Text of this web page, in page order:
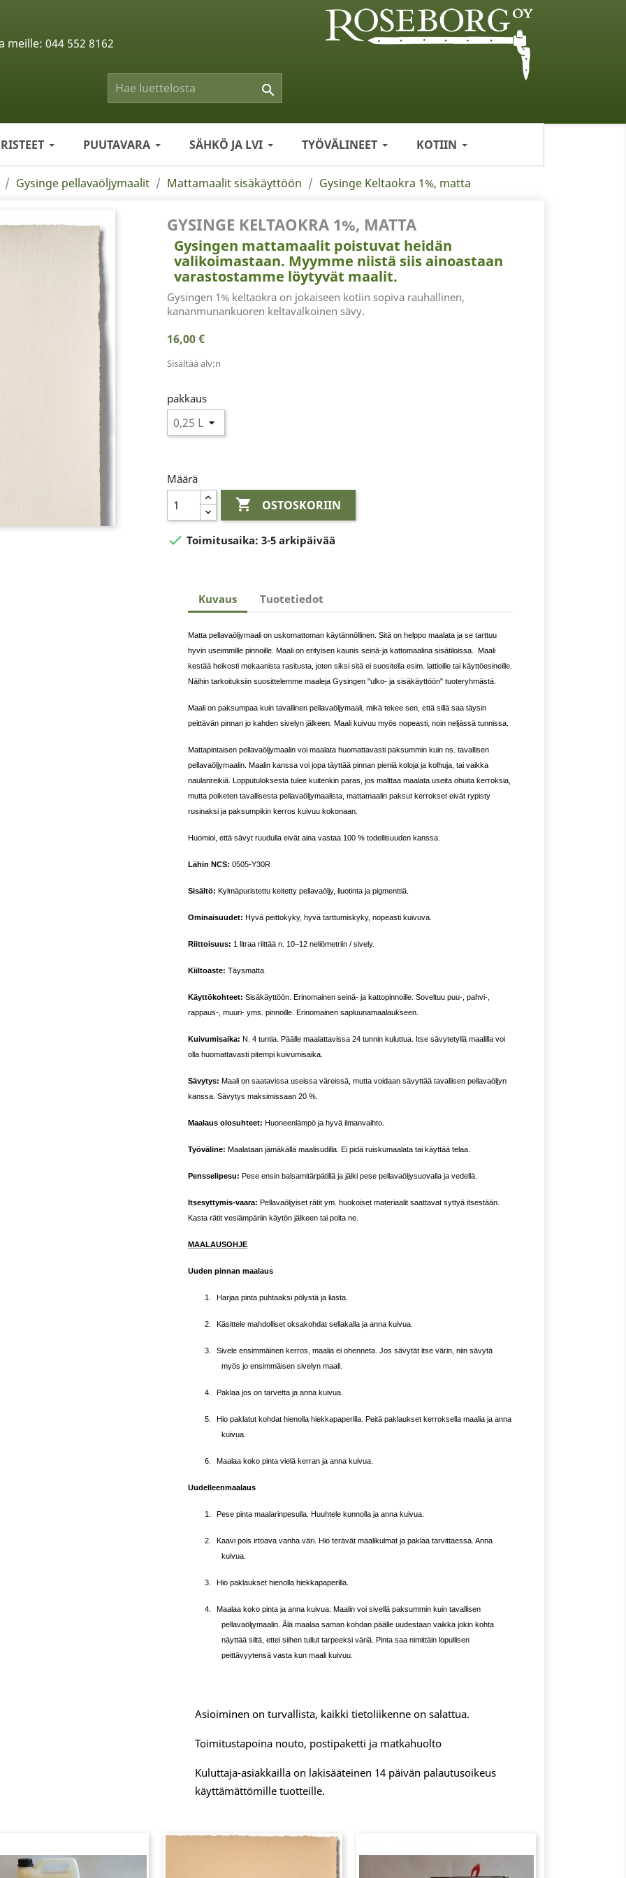

PUUTAVARA SÄHKÖ JA LVI TYÖVÄLINEET KOTIIN
meille: 044 552 8162
Gysinge pellavaöljymaalit Mattamaalit sisäkäyttöön Gysinge Keltaokra 1%, matta
GYSINGE KELTAOKRA 1%, MATTA
Gysingen mattamaalit poistuvat heidän
valikoimastaan. Myymme niistä siis ainoastaan
varastostamme löytyvät maalit.
Gysingen 1% keltaokra on jokaiseen kotiin sopiva rauhallinen,
kananmunankuoren keltavalkoinen sävy.
16,00 €
Sisältää alv:n
pakkaus
Määrä
 OSTOSKORIIN
 Toimitusaika: 3-5 arkipäivää
Kuvaus Tuotetiedot
Matta pellavaöljymaali on uskomattoman käytännöllinen. Sitä on helppo maalata ja se tarttuu
hyvin useimmille pinnoille. Maali on erityisen kaunis seinä-ja kattomaalina sisätiloissa. Maali
kestää heikosti mekaanista rasitusta, joten siksi sitä ei suositella esim. lattioille tai käyttöesineille.
Näihin tarkoituksiin suosittelemme maaleja Gysingen "ulko- ja sisäkäyttöön" tuoteryhmästä.
Maali on paksumpaa kuin tavallinen pellavaöljymaali, mikä tekee sen, että sillä saa täysin
peittävän pinnan jo kahden sivelyn jälkeen. Maali kuivuu myös nopeasti, noin neljässä tunnissa.
Mattapintaisen pellavaöljymaalin voi maalata huomattavasti paksummin kuin ns. tavallisen
pellavaöljymaalin. Maalin kanssa voi jopa täyttää pinnan pieniä koloja ja kolhuja, tai vaikka
naulanreikiä. Lopputuloksesta tulee kuitenkin paras, jos malttaa maalata useita ohuita kerroksia,
mutta poiketen tavallisesta pellavaöljymaalista, mattamaalin paksut kerrokset eivät rypisty
rusinaksi ja paksumpikin kerros kuivuu kokonaan.
Huomioi, että sävyt ruudulla eivät aina vastaa 100 % todellisuuden kanssa.
Lähin NCS: 0505-Y30R
Sisältö: Kylmäpuristettu keitetty pellavaöljy, liuotinta ja pigmenttiä.
Ominaisuudet: Hyvä peittokyky, hyvä tarttumiskyky, nopeasti kuivuva.
Riittoisuus: 1 litraa riittää n. 10–12 neliömetriin / sively.
Kiiltoaste: Täysmatta.
Käyttökohteet: Sisäkäyttöön. Erinomainen seinä- ja kattopinnoille. Soveltuu puu-, pahvi-,
rappaus-, muuri- yms. pinnoille. Erinomainen sapluunamaalaukseen.
Kuivumisaika: N. 4 tuntia. Päälle maalattavissa 24 tunnin kuluttua. Itse sävytetyllä maalilla voi
olla huomattavasti pitempi kuivumisaika.
Sävytys: Maali on saatavissa useissa väreissä, mutta voidaan sävyttää tavallisen pellavaöljyn
kanssa. Sävytys maksimissaan 20 %.
Maalaus olosuhteet: Huoneenlämpö ja hyvä ilmanvaihto.
Työväline: Maalataan jämäkällä maalisudilla. Ei pidä ruiskumaalata tai käyttää telaa.
Pensselipesu: Pese ensin balsamitärpätillä ja jälki pese pellavaöljysuovalla ja vedellä.
Itsesyttymis-vaara: Pellavaöljyiset rätit ym. huokoiset materiaalit saattavat syttyä itsestään.
Kasta rätit vesiämpäriin käytön jälkeen tai polta ne.
MAALAUSOHJE
Uuden pinnan maalaus
1. Harjaa pinta puhtaaksi pölystä ja liasta.
2. Käsittele mahdolliset oksakohdat sellakalla ja anna kuivua.
3.
Sivele ensimmäinen kerros, maalia ei ohenneta. Jos sävytät itse värin, niin sävytä
myös jo ensimmäisen sivelyn maali.
4. Paklaa jos on tarvetta ja anna kuivua.
5.
Hio paklatut kohdat hienolla hiekkapaperilla. Peitä paklaukset kerroksella maalia ja anna
kuivua.
6. Maalaa koko pinta vielä kerran ja anna kuivua.
Uudelleenmaalaus
1. Pese pinta maalarinpesulla. Huuhtele kunnolla ja anna kuivua.
2.
Kaavi pois irtoava vanha väri. Hio terävät maalikulmat ja paklaa tarvittaessa. Anna
kuivua.
3. Hio paklaukset hienolla hiekkapaperilla.
4.
Maalaa koko pinta ja anna kuivua. Maalin voi sivellä paksummin kuin tavallisen
pellavaöljymaalin. Älä maalaa saman kohdan päälle uudestaan vaikka jokin kohta
näyttää siltä, ettei siihen tullut tarpeeksi väriä.
Pinta saa nimittäin lopullisen
peittävyytensä vasta kun maali kuivuu.
Asioiminen on turvallista, kaikki tietoliikenne on salattua.
Toimitustapoina nouto, postipaketti ja matkahuolto
Kuluttaja-asiakkailla on lakisääteinen 14 päivän palautusoikeus
käyttämättömille tuotteille.